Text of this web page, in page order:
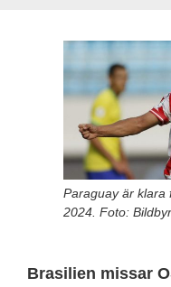
Paraguay är klara
2024. Foto:
Brasilien missar